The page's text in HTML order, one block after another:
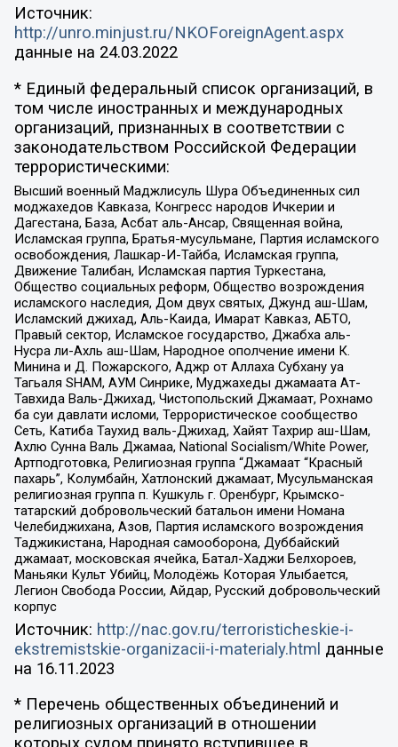
Источник:
http://unro.minjust.ru/NKOForeignAgent.aspx
данные на 24.03.2022
* Единый федеральный список организаций, в
том числе иностранных и международных
организаций, признанных в соответствии с
законодательством Российской Федерации
террористическими:
Высший военный Маджлисуль Шура Объединенных сил
моджахедов Кавказа, Конгресс народов Ичкерии и
Дагестана, База, Асбат аль-Ансар, Священная война,
Исламская группа, Братья-мусульмане, Партия исламского
освобождения, Лашкар-И-Тайба, Исламская группа,
Движение Талибан, Исламская партия Туркестана,
Общество социальных реформ, Общество возрождения
исламского наследия, Дом двух святых, Джунд аш-Шам,
Исламский джихад, Аль-Каида, Имарат Кавказ, АБТО,
Правый сектор, Исламское государство, Джабха аль-
Нусра ли-Ахль аш-Шам, Народное ополчение имени К.
Минина и Д. Пожарского, Аджр от Аллаха Субхану уа
Тагьаля SHAM, АУМ Синрике, Муджахеды джамаата Ат-
Тавхида Валь-Джихад, Чистопольский Джамаат, Рохнамо
ба суи давлати исломи, Террористическое сообщество
Сеть, Катиба Таухид валь-Джихад, Хайят Тахрир аш-Шам,
Ахлю Сунна Валь Джамаа, National Socialism/White Power,
Артподготовка, Религиозная группа “Джамаат “Красный
пахарь”, Колумбайн, Хатлонский джамаат, Мусульманская
религиозная группа п. Кушкуль г. Оренбург, Крымско-
татарский добровольческий батальон имени Номана
Челебиджихана, Азов, Партия исламского возрождения
Таджикистана, Народная самооборона, Дуббайский
джамаат, московская ячейка, Батал-Хаджи Белхороев,
Маньяки Культ Убийц, Молодёжь Которая Улыбается,
Легион Свобода России, Айдар, Русский добровольческий
корпус
Источник: http://nac.gov.ru/terroristicheskie-i-
ekstremistskie-organizacii-i-materialy.html данные
на 16.11.2023
* Перечень общественных объединений и
религиозных организаций в отношении